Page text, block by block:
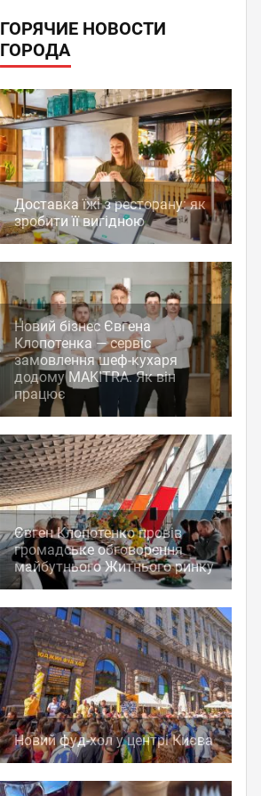
ГОРЯЧИЕ НОВОСТИ
ГОРОДА
Доставка їжі з ресторану: як
зробити її вигідною
Новий бізнес Євгена
Клопотенка — сервіс
замовлення шеф-кухаря
додому MAKITRA. Як він
працює
Євген Клопотенко провів
громадське обговорення
майбутнього Житнього ринку
Новий фуд-хол у центрі Києва